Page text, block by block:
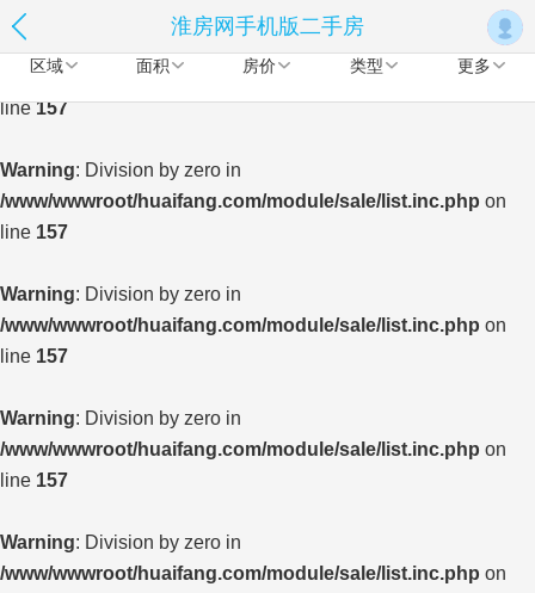
Warning
/www/wwwroot/huaifang.com/module/sale/list.inc.phpon
line157
Warning: Division by zero in
/www/wwwroot/huaifang.com/module/sale/list.inc.php on
line 157
Warning: Division by zero in
/www/wwwroot/huaifang.com/module/sale/list.inc.php on
line 157
Warning: Division by zero in
/www/wwwroot/huaifang.com/module/sale/list.inc.php on
line 157
Warning: Division by zero in
/www/wwwroot/huaifang.com/module/sale/list.inc.php on
淮房网手机版二手房
区域 面积 房价 类型 更多